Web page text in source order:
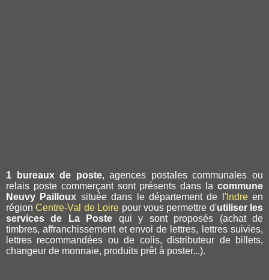
1 bureaux de poste, agences postales communales ou
relais poste commerçant sont présents dans la commune
Neuvy Pailloux située dans le département de l'Indreen
régionCentre-Val de Loire pour vous permettre d'utiliser les
services de La Poste qui y sont proposés (achat de
timbres, affranchissement et envoi de lettres, lettres suivies,
lettres recommandées ou de colis, distributeur de billets,
changeur de monnaie, produits prêt à poster...).